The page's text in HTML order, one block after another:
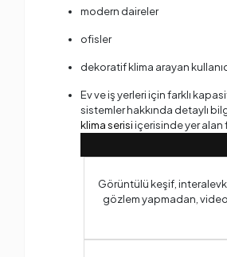
modern daireler
ofisler
dekoratif klima arayan
Ev ve iş yerleri için farklı
sistemler hakkında detaylı
klima serisiiçerisinde yer alan
Görüntülü keşif,
gözlem yapmadan, video